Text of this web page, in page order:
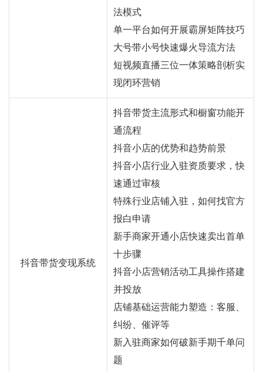
法模式
单一平台如何开展霸屏矩阵技巧
大号带小号快速爆火导流方法
短视频直播三位一体策略剖析实
现闭环营销
抖音带货变现系统
抖音带货主流形式和橱窗功能开
通流程
抖音小店的优势和趋势前景
抖音小店行业入驻资质要求，快
速通过审核
特殊行业店铺入驻，如何找官方
报白申请
新手商家开通小店快速卖出首单
十步骤
抖音小店营销活动工具操作搭建
并投放
店铺基础运营能力塑造：客服、
纠纷、催评等
新入驻商家如何破新手期千单问
题